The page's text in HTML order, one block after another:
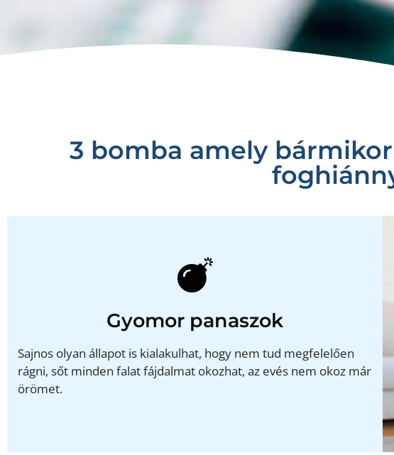
3 bomba amely
Gyomor panaszok
Sajnos olyan állapot is kialakulhat, hogy nem tud megfelelően
rágni, sőt minden falat fájdalmat okozhat, az evés nem okoz már
örömet.